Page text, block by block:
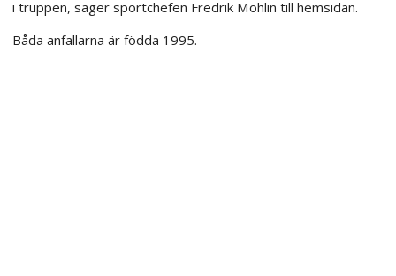
i truppen, säger sportchefen Fredrik Mohlin till hemsidan.
Båda anfallarna är födda 1995.